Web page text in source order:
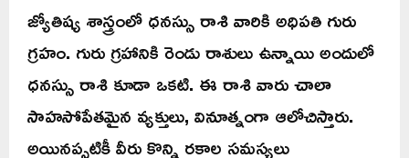
జ్యోతిష్య శాస్త్రంలో ధనస్సు రాశి వారికి అధిపతి గురు
గ్రహం. గురు గ్రహానికి రెండు రాశులు ఉన్నాయి అందులో
ధనస్సు రాశి కూడా ఒకటి. ఈ రాశి వారు చాలా
సాహసోపేతమైన వ్యక్తులు, వినూత్నంగా ఆలోచిస్తారు.
అయినప్పటికీ వీరు కొన్ని రకాల సమస్యలు